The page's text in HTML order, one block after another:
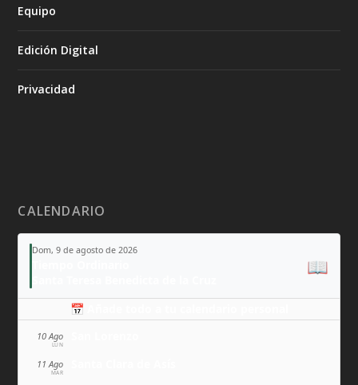
Equipo
Edición Digital
Privacidad
CALENDARIO
Dom, 9 de agosto de 2026
📖
📅 Añade todo a tu calendario personal
10 Ago
LUN
11 Ago
MAR